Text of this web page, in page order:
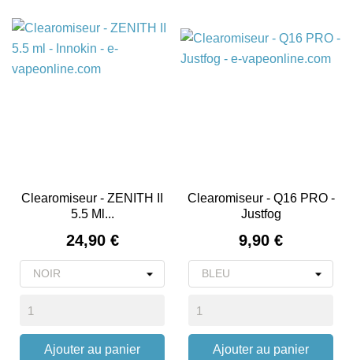
Clearomiseur - ZENITH II
5.5 Ml...
Prix
24,90 €
Ajouter au panier
Clearomiseur - Q16 PRO -
Justfog
Prix
9,90 €
Ajouter au panier